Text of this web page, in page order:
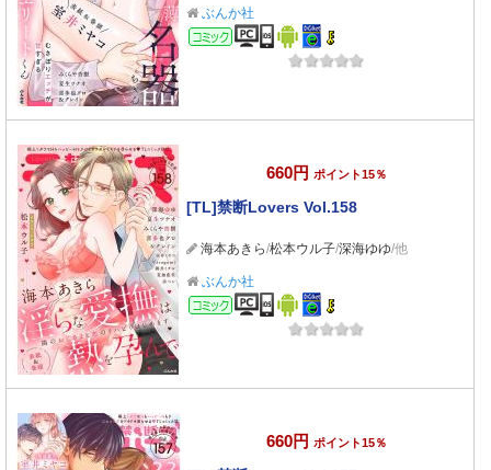
ぶんか社
コミック
660円 ポイント15％
[TL]禁断Lovers Vol.158
海本あきら/松本ウル子/深海ゆゆ/他
ぶんか社
コミック
660円 ポイント15％